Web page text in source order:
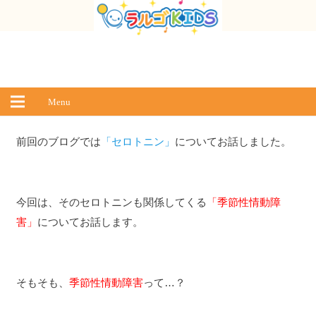
Menu
前回のブログでは 「セロトニン」 についてお話しました。
今回は、そのセロトニンも関係してくる 「季節性情動障
害」 についてお話します。
そもそも、 季節性情動障害って…？